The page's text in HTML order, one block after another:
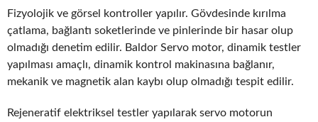
Fizyolojik ve görsel kontroller yapılır. Gövdesinde kırılma
çatlama, bağlantı soketlerinde ve pinlerinde bir hasar olup
olmadığı denetim edilir. Baldor Servo motor, dinamik testler
yapılması amaçlı, dinamik kontrol makinasına bağlanır,
mekanik ve magnetik alan kaybı olup olmadığı tespit edilir.
Rejeneratif elektriksel testler yapılarak servo motorun